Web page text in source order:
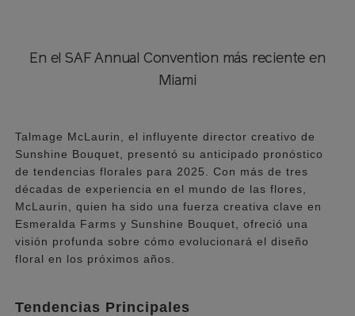
En el SAF Annual Convention más reciente en
Miami
Talmage McLaurin, el influyente director creativo de
Sunshine Bouquet, presentó su anticipado pronóstico
de tendencias florales para 2025. Con más de tres
décadas de experiencia en el mundo de las flores,
McLaurin, quien ha sido una fuerza creativa clave en
Esmeralda Farms y Sunshine Bouquet, ofreció una
visión profunda sobre cómo evolucionará el diseño
floral en los próximos años.
Tendencias Principales